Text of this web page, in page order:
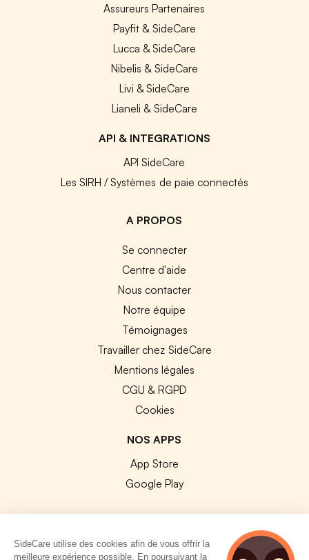
Assureurs Partenaires
Payfit & SideCare
Lucca & SideCare
Nibelis & SideCare
Livi & SideCare
Lianeli & SideCare
API & INTEGRATIONS
API SideCare
Les SIRH / Systèmes de paie connectés
A PROPOS
Se connecter
Centre d'aide
Nous contacter
Notre équipe
Témoignages
Travailler chez SideCare
Mentions légales
CGU & RGPD
Cookies
NOS APPS
App Store
Google Play
SideCare utilise des cookies afin de vous offrir la
meilleure expérience possible. En poursuivant la